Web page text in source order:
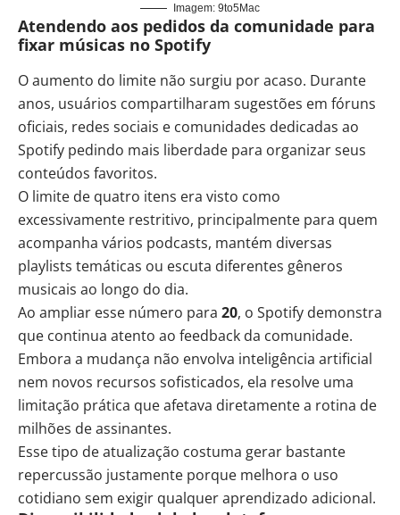
Imagem: 9to5Mac
Atendendo aos pedidos da comunidade para
fixar músicas no Spotify
O aumento do limite não surgiu por acaso. Durante
anos, usuários compartilharam sugestões em fóruns
oficiais, redes sociais e comunidades dedicadas ao
Spotify pedindo mais liberdade para organizar seus
conteúdos favoritos.
O limite de quatro itens era visto como
excessivamente restritivo, principalmente para quem
acompanha vários podcasts, mantém diversas
playlists temáticas ou escuta diferentes gêneros
musicais ao longo do dia.
Ao ampliar esse número para 20, o Spotify demonstra
que continua atento ao feedback da comunidade.
Embora a mudança não envolva inteligência artificial
nem novos recursos sofisticados, ela resolve uma
limitação prática que afetava diretamente a rotina de
milhões de assinantes.
Esse tipo de atualização costuma gerar bastante
repercussão justamente porque melhora o uso
cotidiano sem exigir qualquer aprendizado adicional.